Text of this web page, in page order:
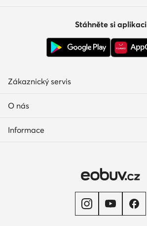
Stáhněte si aplikaci
Zákaznický servis
O nás
Informace